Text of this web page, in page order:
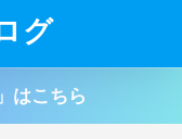
グ
はこちら